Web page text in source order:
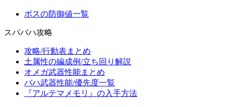
ボスの防御値一覧
スパバハ攻略
攻略/行動表まとめ
土属性の編成例/立ち回り解説
オメガ武器性能まとめ
バハ武器性能/優先度一覧
『アルテマメモリ』の入手方法